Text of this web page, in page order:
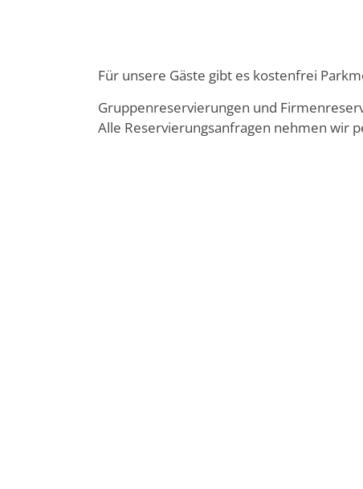
Für unsere Gäste gibt es kostenfrei
Gruppenreservierungen und
Alle Reservierungsanfragen nehmen wir